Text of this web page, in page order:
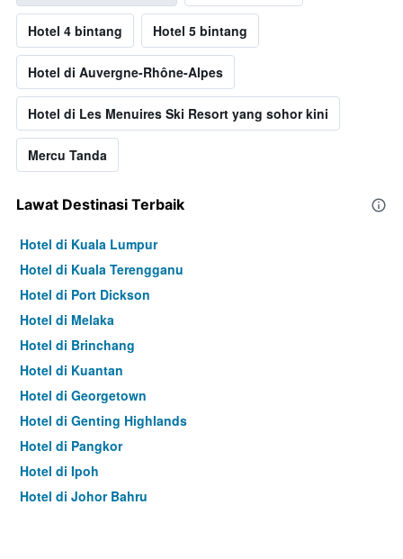
Hotel 4 bintang Hotel 5 bintang
Hotel di Auvergne-Rhône-Alpes
Hotel di Les Menuires Ski Resort yang sohor kini
Mercu Tanda
Lawat Destinasi Terbaik
Hotel di Kuala Lumpur
Hotel di Kuala Terengganu
Hotel di Port Dickson
Hotel di Melaka
Hotel di Brinchang
Hotel di Kuantan
Hotel di Georgetown
Hotel di Genting Highlands
Hotel di Pangkor
Hotel di Ipoh
Hotel di Johor Bahru